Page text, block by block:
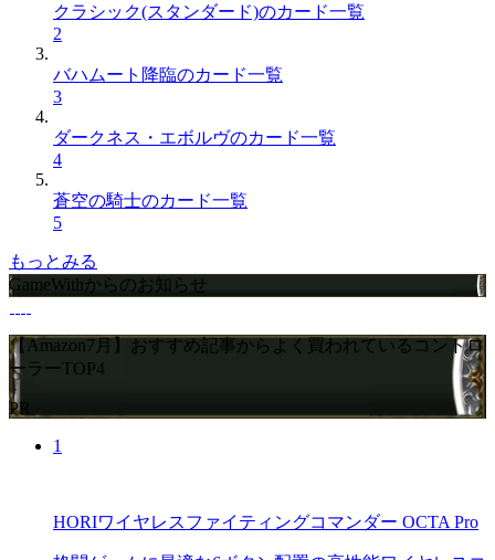
クラシック(スタンダード)のカード一覧
2
バハムート降臨のカード一覧
3
ダークネス・エボルヴのカード一覧
4
蒼空の騎士のカード一覧
5
もっとみる
GameWithからのお知らせ
【Amazon7月】おすすめ記事からよく買われているコントロ
ーラーTOP4
PR
1
HORIワイヤレスファイティングコマンダー OCTA Pro